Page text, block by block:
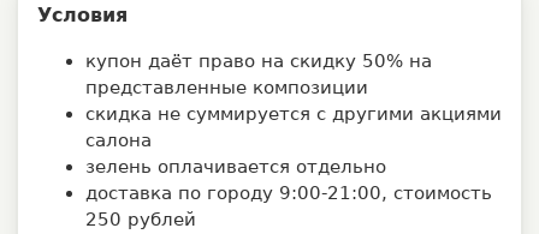
Условия
купон даёт право на скидку 50% на
представленные композиции
скидка не суммируется с другими акциями
салона
зелень оплачивается отдельно
доставка по городу 9:00-21:00, стоимость
250 рублей